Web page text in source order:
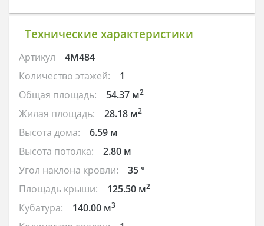
Технические характеристики
Артикул
4M484
Количество этажей:
1
Общая площадь:
54.37 м2
Жилая площадь: 28.18 м2
Высота дома:
6.59 м
Высота потолка:
2.80 м
Угол наклона кровли:
35 °
Площадь крыши:
125.50 м2
Кубатура: 140.00 м3